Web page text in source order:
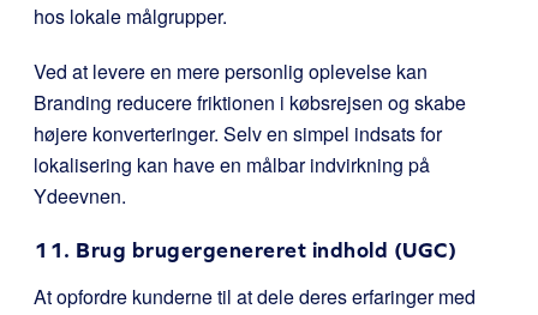
hos lokale målgrupper.
Ved at levere en mere personlig oplevelse kan
Branding reducere friktionen i købsrejsen og skabe
højere konverteringer. Selv en simpel indsats for
lokalisering kan have en målbar indvirkning på
Ydeevnen.
11. Brug brugergenereret indhold (UGC)
At opfordre kunderne til at dele deres erfaringer med